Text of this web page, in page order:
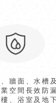
牆面、水槽
空間長效防
、浴室及地